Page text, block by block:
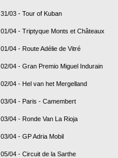
31/03 - Tour of Kuban
01/04 - Triptyque Monts et Châteaux
01/04 - Route Adélie de Vitré
02/04 - Gran Premio Miguel Indurain
02/04 - Hel van het Mergelland
03/04 - Paris - Camembert
03/04 - Ronde Van La Rioja
03/04 - GP Adria Mobil
05/04 - Circuit de la Sarthe